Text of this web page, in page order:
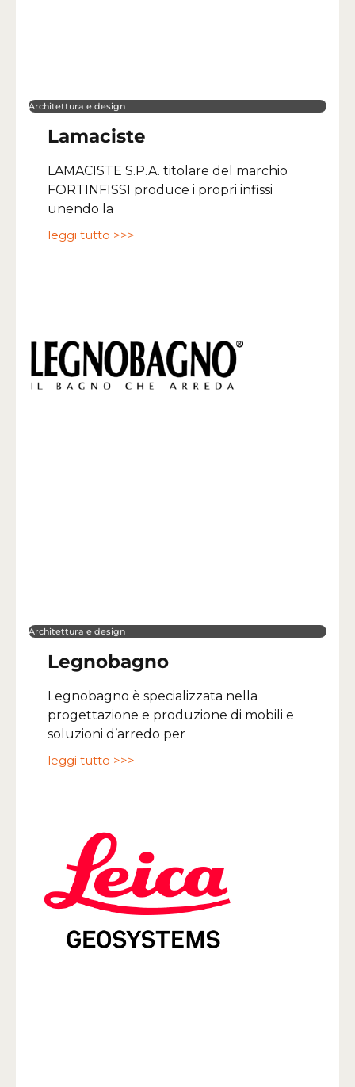
Architettura e design
Lamaciste
LAMACISTE S.P.A. titolare del marchio
FORTINFISSI produce i propri infissi
unendo la
leggi tutto >>>
Architettura e design
Legnobagno
Legnobagno è specializzata nella
progettazione e produzione di mobili e
soluzioni d’arredo per
leggi tutto >>>